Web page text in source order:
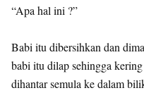
“Apa hal ini ?”
Babi itu dibersihkan dan
babi itu dilap sehingga
dihantar semula ke dalam